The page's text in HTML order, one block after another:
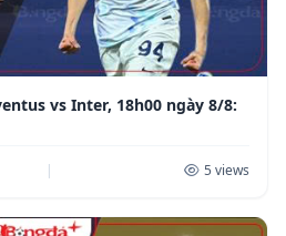
vs Inter, 18h00 ngày 8/8:
| 5 views